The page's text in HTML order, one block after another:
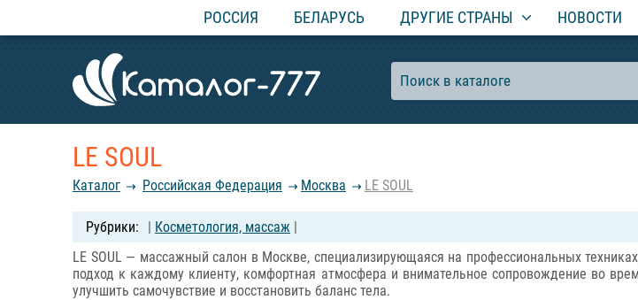
РОССИЯ БЕЛАРУСЬ ДРУГИЕ СТРАНЫ НОВОСТИ
LE SOUL
Каталог Российcкая Федерация Москва LE SOUL
| Косметология, массаж |
LE SOUL — массажный салон в Москве, специализирующаяся на профессиональных
подход к каждому клиенту, комфортная атмосфера и внимательное сопровождение во
улучшить самочувствие и восстановить баланс тела.